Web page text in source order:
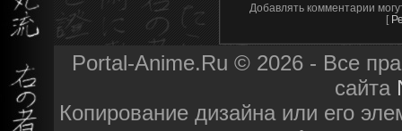
Добавлять комментарии
[
Portal-Anime.Ru © 2026 - Все
сайта
Копирование дизайна или его